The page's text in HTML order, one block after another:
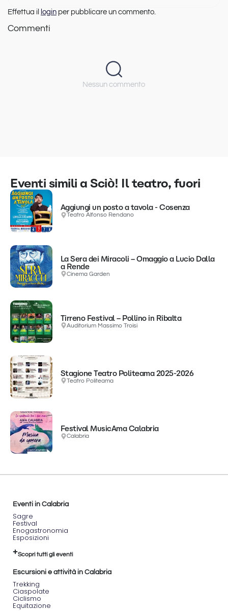
Effettua il login per pubblicare un commento.
Commenti
Nessun commento
Eventi simili a Sciò! Il teatro, fuori
Aggiungi un posto a tavola - Cosenza
Teatro Alfonso Rendano
La Sera dei Miracoli – Omaggio a Lucio Dalla
a Rende
Cinema Garden
Tirreno Festival – Pollino in Ribalta
Auditorium Massimo Troisi
Stagione Teatro Politeama 2025-2026
Teatro Politeama
Festival MusicAma Calabria
Calabria
Eventi in Calabria
Sagre
Festival
Enogastronomia
Esposizioni
Scopri tutti gli eventi
Escursioni e attività in Calabria
Trekking
Ciaspolate
Ciclismo
Equitazione